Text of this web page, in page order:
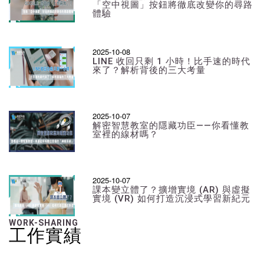
「空中視圖」按鈕將徹底改變你的尋路
體驗
2025-10-08
LINE 收回只剩 1 小時！比手速的時代
來了？解析背後的三大考量
2025-10-07
解密智慧教室的隱藏功臣——你看懂教
室裡的線材嗎？
2025-10-07
課本變立體了？擴增實境 (AR) 與虛擬
實境 (VR) 如何打造沉浸式學習新紀元
WORK-SHARING
工作實績